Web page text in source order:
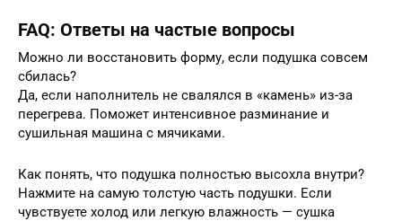
FAQ: Ответы на частые вопросы
Можно ли восстановить форму, если подушка совсем
сбилась?
Да, если наполнитель не свалялся в «камень» из-за
перегрева. Поможет интенсивное разминание и
сушильная машина с мячиками.
Как понять, что подушка полностью высохла внутри?
Нажмите на самую толстую часть подушки. Если
чувствуете холод или легкую влажность — сушка